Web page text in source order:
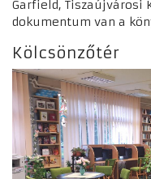
Garfield, Tiszaújvárosi
dokumentum van a
Kölcsönzőtér